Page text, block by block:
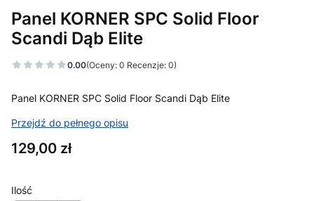
Panel KORNER SPC Solid Floor
Scandi Dąb Elite
0.00(Oceny: 0 Recenzje: 0)
Panel KORNER SPC Solid Floor Scandi Dąb Elite
Przejdź do pełnego opisu
Cena
129,00 zł
Ilość